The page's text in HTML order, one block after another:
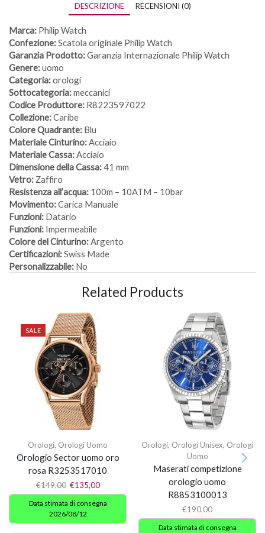
DESCRIZIONE RECENSIONI (0)
Marca: Philip Watch
Confezione:Scatola originale Philip Watch
Garanzia Prodotto:Garanzia Internazionale Philip Watch
Genere:uomo
Categoria:orologi
Sottocategoria:meccanici
Codice Produttore: R8223597022
Collezione:Caribe
Colore Quadrante: Blu
Materiale Cinturino:Acciaio
Materiale Cassa:Acciaio
Dimensione della Cassa:41 mm
Vetro: Zaffiro
Resistenza all’acqua: 100m – 10ATM – 10bar
Movimento:Carica Manuale
Funzioni: Datario
Funzioni: Impermeabile
Colore del Cinturino:Argento
Certificazioni:Swiss Made
Personalizzabile: No
Related Products
SALE
Orologi, Orologi Uomo
Orologio Sector uomo oro
rosa R3253517010
€149,00 €135,00
Data stimata di consegna
2026/08/12
Orologi, Orologi Unisex, Orologi
Uomo
Maserati competizione
orologio uomo
R8853100013
€190,00
Data stimata di consegna